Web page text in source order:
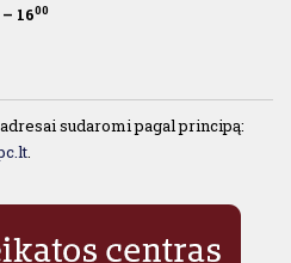
– 1600
sudaromi pagal principą:
.